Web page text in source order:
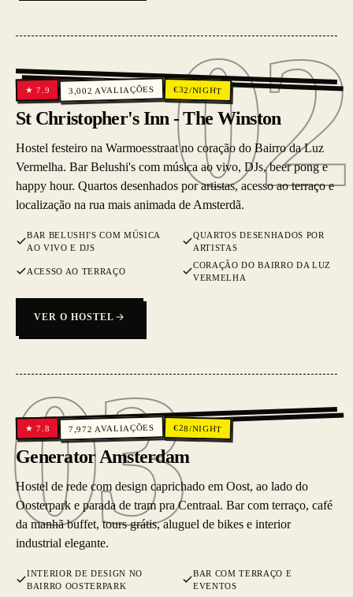
02
02
★7.9 3,002 AVALIAÇÕES €32/NIGHT
St Christopher's Inn - The Winston
Hostel festeiro na Warmoesstraat no coração do Bairro da Luz
Vermelha. Bar Belushi's com música ao vivo, DJs, beer pong e
happy hour. Quartos desenhados por artistas, acesso ao terraço e
localização na rua mais animada de Amsterdã.
BAR BELUSHI'S COM MÚSICA
AO VIVO E DJS
QUARTOS DESENHADOS POR
ARTISTAS
ACESSO AO TERRAÇO
CORAÇÃO DO BAIRRO DA LUZ
VERMELHA
VER O HOSTEL
03
03
★7.8 7,972 AVALIAÇÕES €28/NIGHT
Generator Amsterdam
Hostel de rede com design caprichado em Oost, ao lado do
Oosterpark e parada de tram pra Centraal. Bar com terraço, café
da manhã buffet, tours grátis, aluguel de bikes e interior
industrial elegante.
INTERIOR DE DESIGN NO
BAIRRO OOSTERPARK
BAR COM TERRAÇO E
EVENTOS